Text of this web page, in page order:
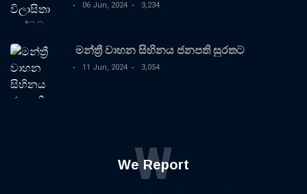
06 Jun, 2024 3,234
මන්ත්‍රී වාහන සිහිනය ජනපති සුරතට
11 Jun, 2024 3,054
We Report
W